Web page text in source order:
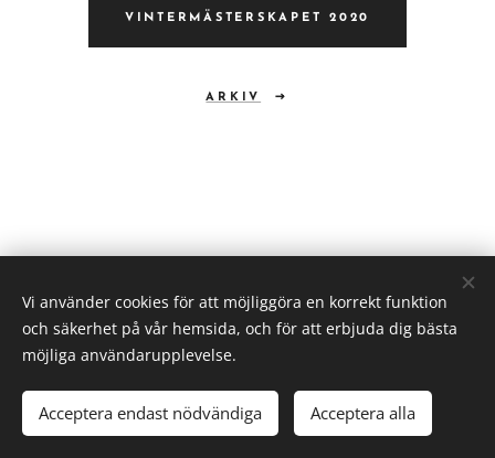
VINTERMÄSTERSKAPET 2020
ARKIV
Cookies
Vi använder cookies för att möjliggöra en korrekt funktion
och säkerhet på vår hemsida, och för att erbjuda dig bästa
möjliga användarupplevelse.
Acceptera endast nödvändiga Acceptera alla